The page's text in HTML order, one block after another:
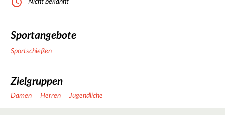
Nicht bekannt
Sportangebote
Sportschießen
Zielgruppen
Damen Herren Jugendliche